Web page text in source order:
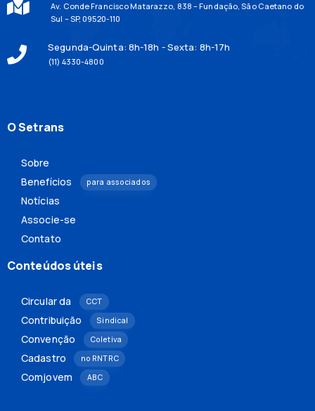
Av. Conde Francisco Matarazzo, 838 – Fundação, São Caetano do
Sul – SP, 09520-110
Segunda-Quinta: 8h-18h - Sexta: 8h-17h
(11) 4330-4800
O Setrans
Sobre
Benefícios
para associados
Notícias
Associe-se
Contato
Conteúdos úteis
Circular da CCT
Contribuição Sindical
Convenção Coletiva
Cadastro no RNTRC
Comjovem ABC